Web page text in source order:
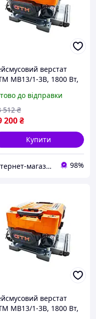
верстат
MB13/1-3B, 1800 Вт,
до відправки
200₴
512 ₴
Купити
Інтернет-магазин "Shop Hub" 98%
верстат
MB13/1-3B, 1800 Вт,